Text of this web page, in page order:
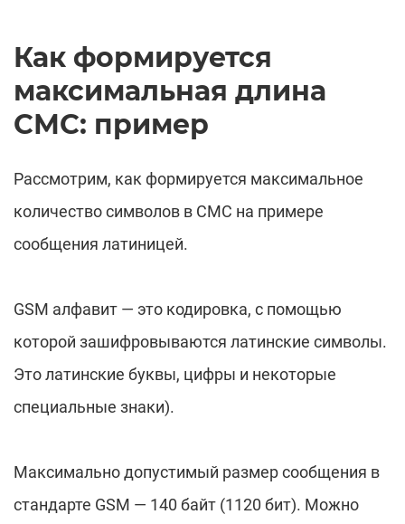
Как формируется
максимальная длина
СМС: пример
Рассмотрим, как формируется максимальное
количество символов в СМС на примере
сообщения латиницей.
GSM алфавит — это кодировка, с помощью
которой зашифровываются латинские символы.
Это латинские буквы, цифры и некоторые
специальные знаки).
Максимально допустимый размер сообщения в
стандарте GSM — 140 байт (1120 бит). Можно